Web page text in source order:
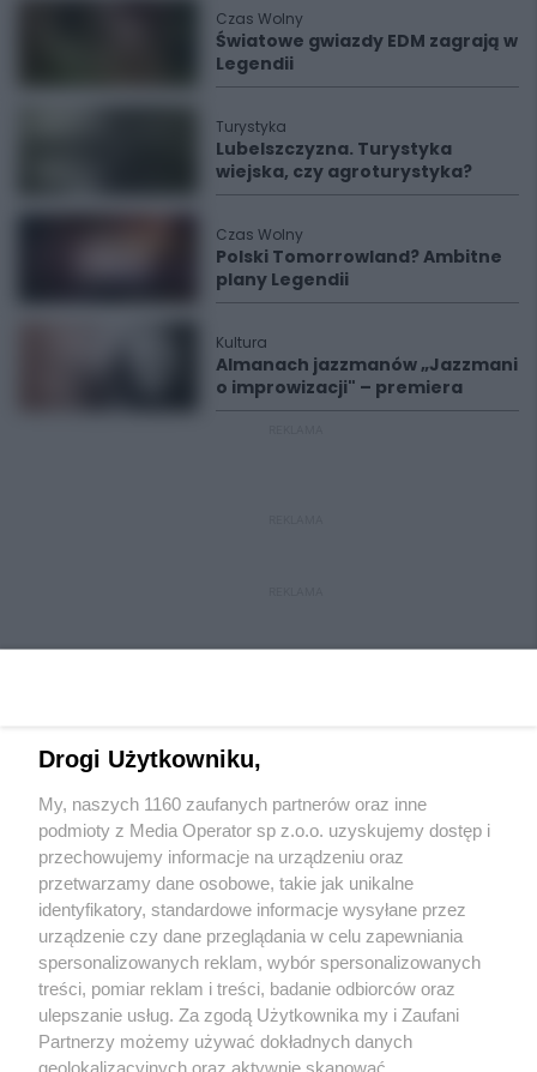
Czas Wolny
Światowe gwiazdy EDM zagrają w
Legendii
Turystyka
Lubelszczyzna. Turystyka
wiejska, czy agroturystyka?
Czas Wolny
Polski Tomorrowland? Ambitne
plany Legendii
Kultura
Almanach jazzmanów „Jazzmani
o improwizacji" – premiera
Wydawca mediówlokalnych
Nie zapomnij
zapoznać się z:
polityką prywatności
Twojemiasto
Piekary Śląskie
Skontakuj sięz nami
Kontakt
Drogi Użytkowniku,
My, naszych 1160 zaufanych partnerów oraz inne
podmioty z Media Operator sp z.o.o. uzyskujemy dostęp i
przechowujemy informacje na urządzeniu oraz
przetwarzamy dane osobowe, takie jak unikalne
identyfikatory, standardowe informacje wysyłane przez
urządzenie czy dane przeglądania w celu zapewniania
spersonalizowanych reklam, wybór spersonalizowanych
treści, pomiar reklam i treści, badanie odbiorców oraz
ulepszanie usług. Za zgodą Użytkownika my i Zaufani
Partnerzy możemy używać dokładnych danych
geolokalizacyjnych oraz aktywnie skanować